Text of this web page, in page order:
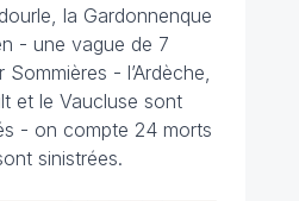
la Gardonnenque
- une vague de 7
- l’Ardèche,
et le Vaucluse sont
- on compte 24 morts
sinistrées.